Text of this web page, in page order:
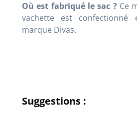
Où est fabriqué le sac ?Ce
vachette est
marque Divas.
Suggestions :